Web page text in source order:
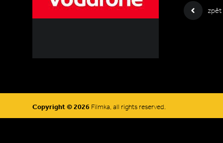
zpět
Copyright © 2026 Filmka, all rights reserved.